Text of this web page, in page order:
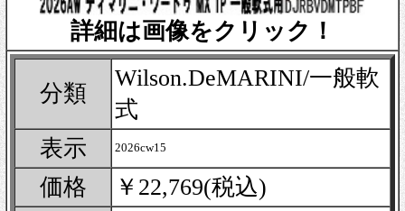
詳細は画像をクリック！
分類
Wilson.DeMARINI/一般軟
式
表示
2026cw15
価格
￥22,769(税込)